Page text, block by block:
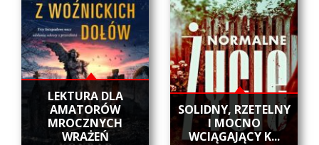
LEKTURA DLA
AMATORÓW
MROCZNYCH
WRAŻEŃ
SOLIDNY, RZETELNY
I MOCNO
WCIĄGAJĄCY K...